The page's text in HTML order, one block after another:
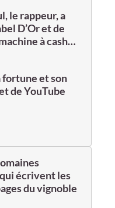
le rappeur, a
D’Or et de
à cash…
fortune et son
de YouTube
écrivent les
du vignoble